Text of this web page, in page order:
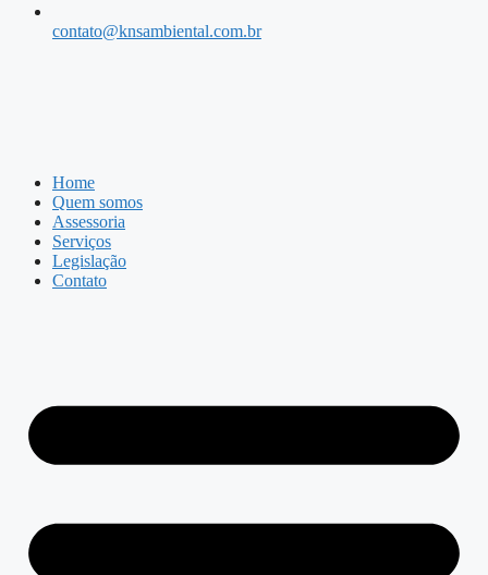
contato@knsambiental.com.br
Home
Quem somos
Assessoria
Serviços
Legislação
Contato